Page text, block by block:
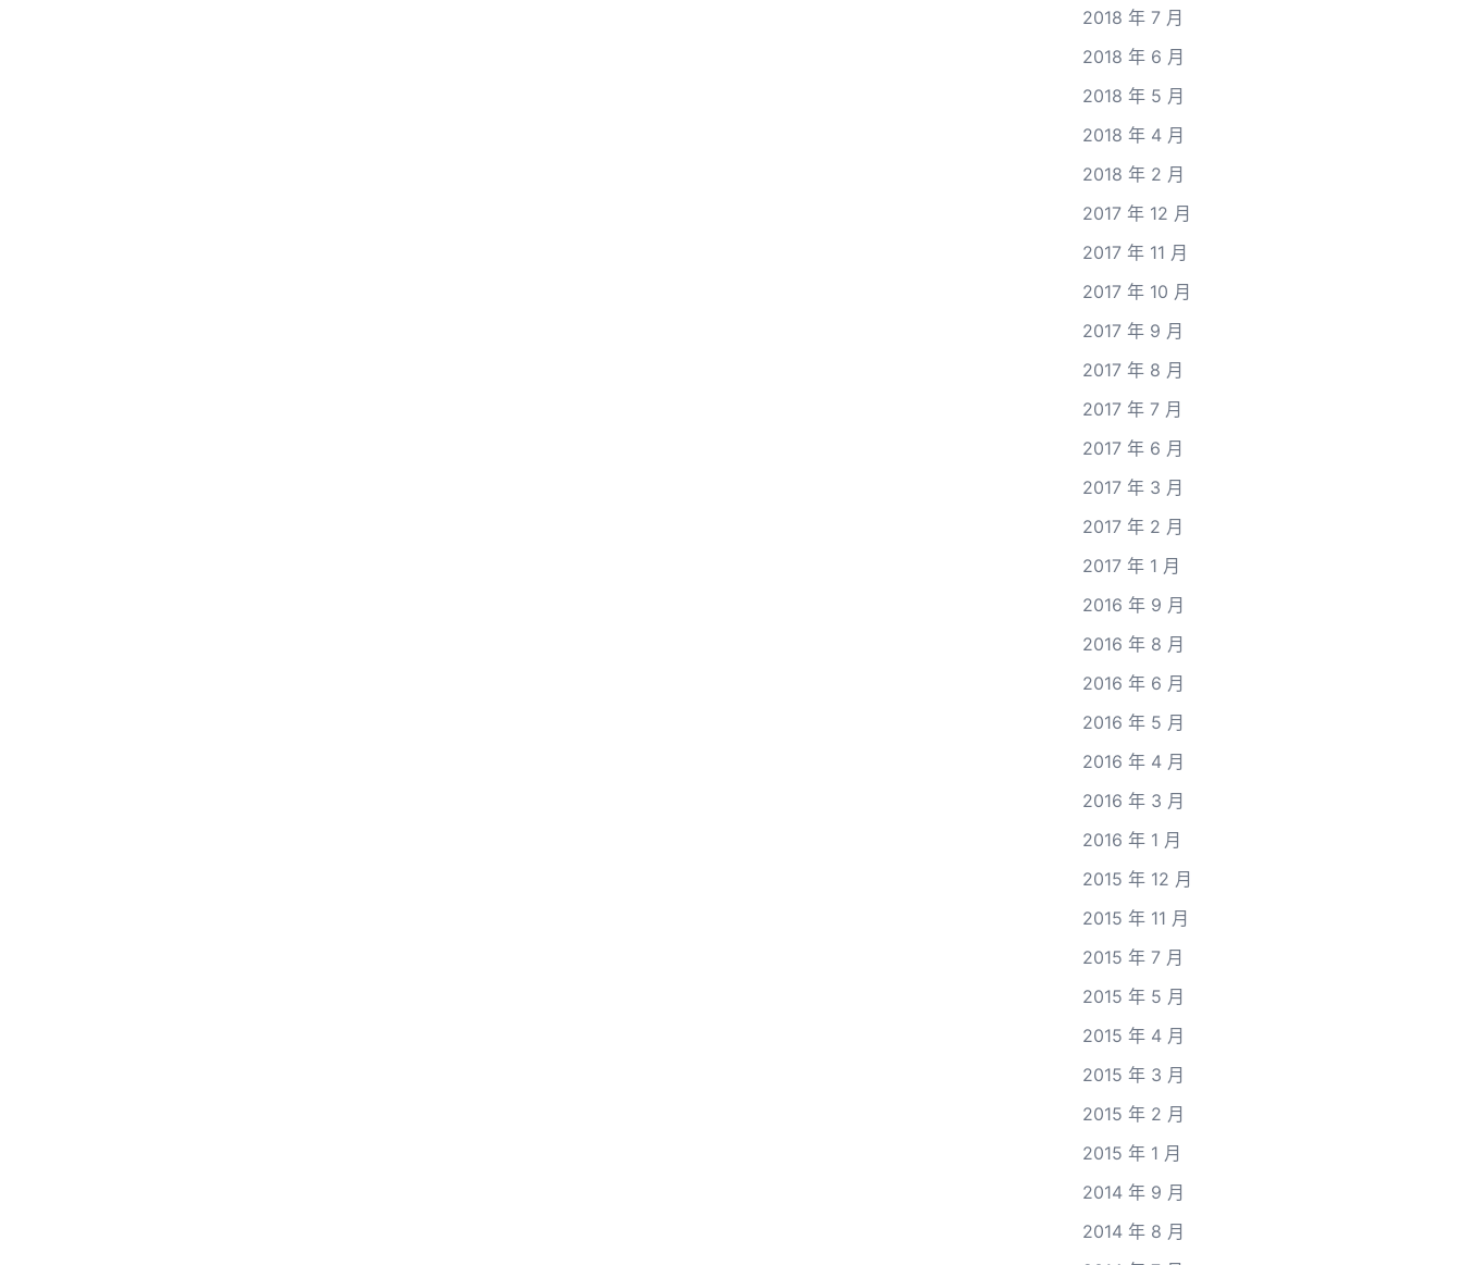
2018 年 7 月
2018 年 6 月
2018 年 5 月
2018 年 4 月
2018 年 2 月
2017 年 12 月
2017 年 11 月
2017 年 10 月
2017 年 9 月
2017 年 8 月
2017 年 7 月
2017 年 6 月
2017 年 3 月
2017 年 2 月
2017 年 1 月
2016 年 9 月
2016 年 8 月
2016 年 6 月
2016 年 5 月
2016 年 4 月
2016 年 3 月
2016 年 1 月
2015 年 12 月
2015 年 11 月
2015 年 7 月
2015 年 5 月
2015 年 4 月
2015 年 3 月
2015 年 2 月
2015 年 1 月
2014 年 9 月
2014 年 8 月